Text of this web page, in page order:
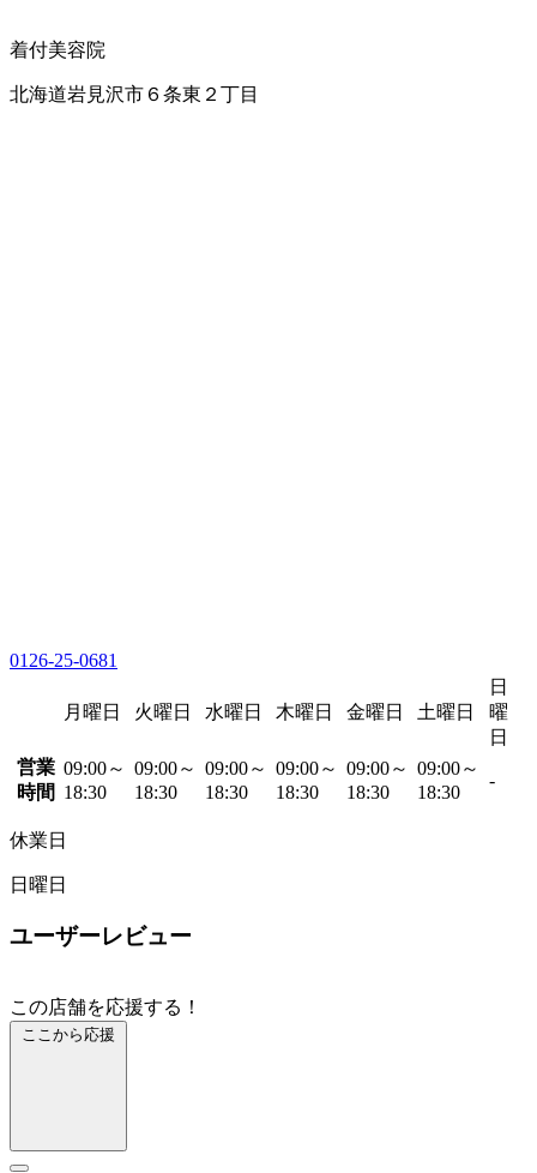
着付美容院
北海道岩見沢市６条東２丁目
0126-25-0681
月曜日 火曜日 水曜日 木曜日 金曜日 土曜日
日
曜
日
営業
時間
09:00～
18:30
09:00～
18:30
09:00～
18:30
09:00～
18:30
09:00～
18:30
09:00～
18:30
-
休業日
日曜日
ユーザーレビュー
この店舗を応援する！
ここから応援